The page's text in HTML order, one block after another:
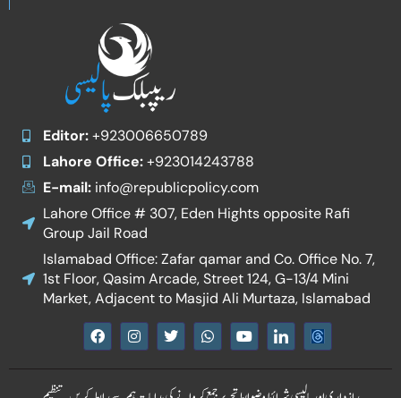
Editor:+923006650789
Lahore Office:+923014243788
E-mail:info@republicpolicy.com
Lahore Office # 307, Eden Hights opposite Rafi
Group Jail Road
Islamabad Office: Zafar qamar and Co. Office No. 7,
1st Floor, Qasim Arcade, Street 124, G-13/4 Mini
Market, Adjacent to Masjid Ali Murtaza, Islamabad
F
a
e
I
n
t
T
w
t
t
W
h
t
s
Y
o
t
I
c
n
-